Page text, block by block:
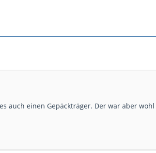
auch einen Gepäckträger. Der war aber